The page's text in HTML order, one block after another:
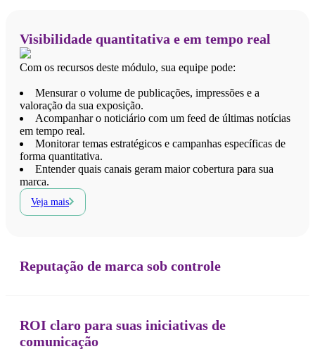
Visibilidade quantitativa e em tempo real
Com os recursos deste módulo, sua equipe pode:
Mensurar o volume de publicações, impressões e a
valoração da sua exposição.
Acompanhar o noticiário com um feed de últimas notícias
em tempo real.
Monitorar temas estratégicos e campanhas específicas de
forma quantitativa.
Entender quais canais geram maior cobertura para sua
marca.
Veja mais
Reputação de marca sob controle
ROI claro para suas iniciativas de
comunicação